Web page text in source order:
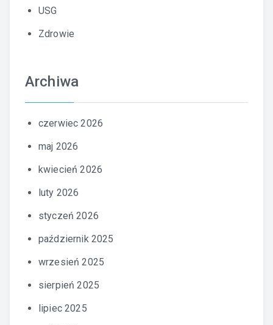
USG
Zdrowie
Archiwa
czerwiec 2026
maj 2026
kwiecień 2026
luty 2026
styczeń 2026
październik 2025
wrzesień 2025
sierpień 2025
lipiec 2025